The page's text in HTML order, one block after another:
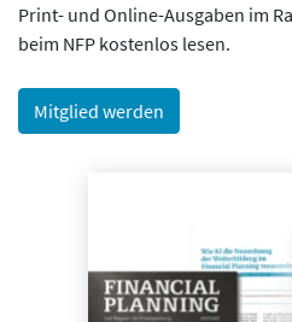
Print- und Online-Ausgaben im
beim NFP kostenlos lesen.
Mitglied werden